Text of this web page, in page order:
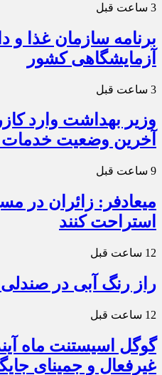
3 ساعت قبل
برنامه سازمان غذا و
آزمایشگاهی کشور
3 ساعت قبل
وزیر بهداشت وارد
آخرین وضعیت
9 ساعت قبل
میعادفر: زائران در
استراحت کنند
12 ساعت قبل
راز رنگ آبی در
12 ساعت قبل
گوگل اسیستنت ماه
غیرفعال و جمینای